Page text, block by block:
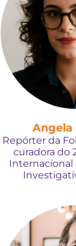
Angela
Repórter da
curadora do
Internacional